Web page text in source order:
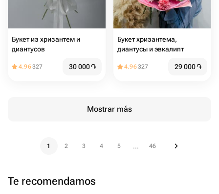
Букет из хризантем и
диантусов
4.96327 30 000֏
Букет хризантема,
диантусы и эвкалипт
4.96327 29 000֏
Mostrar más
1 2 3 4 5 ... 46
Te recomendamos